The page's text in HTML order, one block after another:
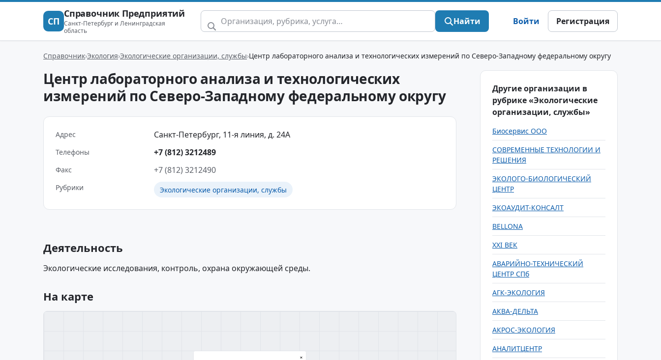
СП
Справочник Предприятий
Санкт-Петербург и Ленинградская
область
Найти Войти Регистрация
Справочник Экология Экологические организации, службы Центр лабораторного анализа и технологических измерений по Северо-Западному федеральному округу
Центр лабораторного анализа и технологических
измерений по Северо-Западному федеральному округу
Адрес Санкт-Петербург, 11-я линия, д. 24А
Телефоны +7 (812) 3212489
Факс +7 (812) 3212490
Рубрики Экологические организации, службы
Деятельность
Экологические исследования, контроль, охрана окружающей среды.
На карте
×
Другие организации в
рубрике «Экологические
организации, службы»
Биосервис ООО
СОВРЕМЕННЫЕ ТЕХНОЛОГИИ И
РЕШЕНИЯ
ЭКОЛОГО-БИОЛОГИЧЕСКИЙ
ЦЕНТР
ЭКОАУДИТ-КОНСАЛТ
BELLONA
XXI ВЕК
АВАРИЙНО-ТЕХНИЧЕСКИЙ
ЦЕНТР СПб
АГК-ЭКОЛОГИЯ
АКВА-ДЕЛЬТА
АКРОС-ЭКОЛОГИЯ
АНАЛИТЦЕНТР